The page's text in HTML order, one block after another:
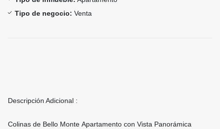
Tipo de negocio: Venta
Descripción Adicional :
Colinas de Bello Monte Apartamento con Vista Panorámica